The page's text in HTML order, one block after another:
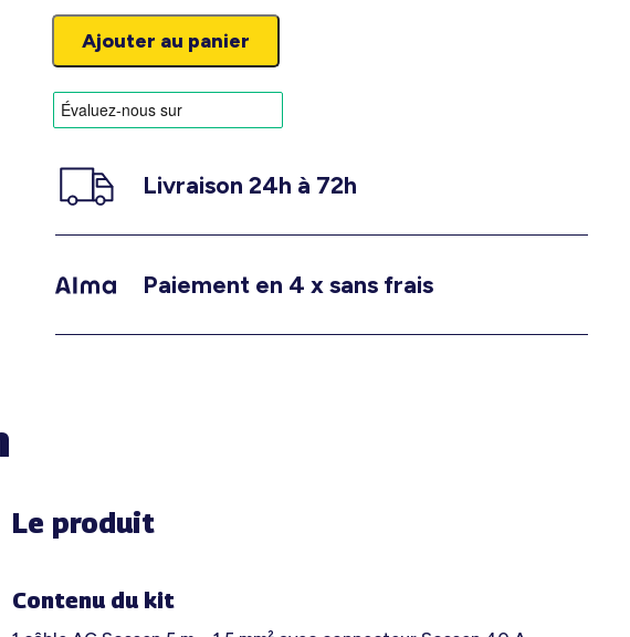
Ajouter au panier
Livraison 24h à 72h
Paiement en 4 x sans frais
Le produit
Contenu du kit